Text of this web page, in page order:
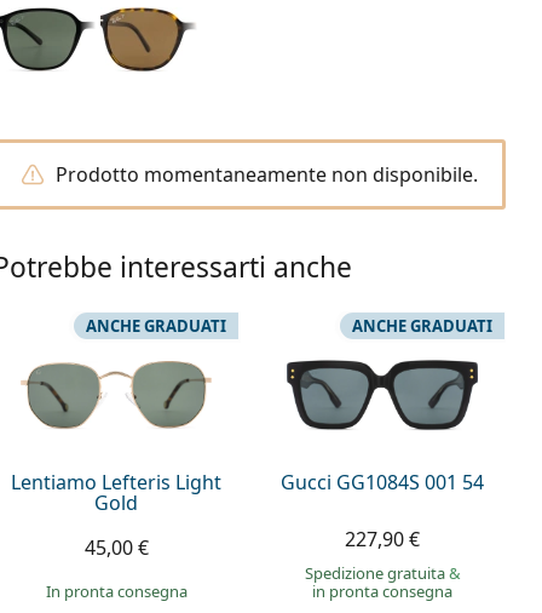
Prodotto momentaneamente non disponibile.
interessarti anche
Lentiamo Lefteris Light
Gold
ANCHE GRADUATI
45,00 €
in pronta consegna
Gucci GG1084S 001 54
ANCHE GRADUATI
227,90 €
Spedizione gratuita&
in pronta consegna